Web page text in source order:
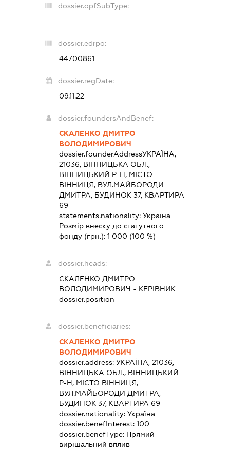
dossier.opfSubType:
-
dossier.edrpo:
44700861
dossier.regDate:
09.11.22
dossier.foundersAndBenef:
СКАЛЕНКО ДМИТРО
ВОЛОДИМИРОВИЧ
dossier.founderAddressУКРАЇНА,
21036, ВІННИЦЬКА ОБЛ.,
ВІННИЦЬКИЙ Р-Н, МІСТО
ВІННИЦЯ, ВУЛ.МАЙБОРОДИ
ДМИТРА, БУДИНОК 37, КВАРТИРА
69
statements.nationality: Україна
Розмір внеску до статутного
фонду (грн.): 1 000 (100 %)
dossier.heads:
СКАЛЕНКО ДМИТРО
ВОЛОДИМИРОВИЧ - КЕРІВНИК
dossier.position -
dossier.beneficiaries:
СКАЛЕНКО ДМИТРО
ВОЛОДИМИРОВИЧ
dossier.address: УКРАЇНА, 21036,
ВІННИЦЬКА ОБЛ., ВІННИЦЬКИЙ
Р-Н, МІСТО ВІННИЦЯ,
ВУЛ.МАЙБОРОДИ ДМИТРА,
БУДИНОК 37, КВАРТИРА 69
dossier.nationality: Україна
dossier.benefInterest: 100
dossier.benefType: Прямий
вирішальний вплив